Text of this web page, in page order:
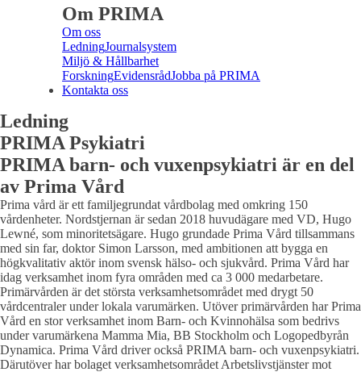
Om PRIMA
Om oss
LedningJournalsystem
Miljö & Hållbarhet
ForskningEvidensrådJobba på PRIMA
Kontakta oss
Ledning
PRIMA Psykiatri
PRIMA barn- och vuxenpsykiatri är en del
av Prima Vård
Prima vård är ett familjegrundat vårdbolag med omkring 150
vårdenheter. Nordstjernan är sedan 2018 huvudägare med VD, Hugo
Lewné, som minoritetsägare. Hugo grundade Prima Vård tillsammans
med sin far, doktor Simon Larsson, med ambitionen att bygga en
högkvalitativ aktör inom svensk hälso- och sjukvård. Prima Vård har
idag verksamhet inom fyra områden med ca 3 000 medarbetare.
Primärvården är det största verksamhetsområdet med drygt 50
vårdcentraler under lokala varumärken. Utöver primärvården har Prima
Vård en stor verksamhet inom Barn- och Kvinnohälsa som bedrivs
under varumärkena Mamma Mia, BB Stockholm och Logopedbyrån
Dynamica. Prima Vård driver också PRIMA barn- och vuxenpsykiatri.
Därutöver har bolaget verksamhetsområdet Arbetslivstjänster mot